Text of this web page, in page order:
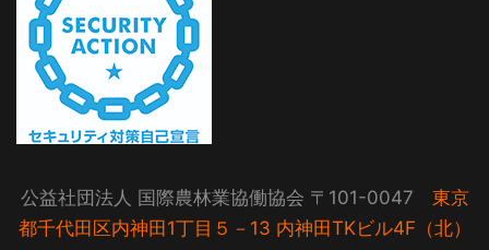
公益社団法人 国際農林業協働協会 〒101-0047 東京
都千代田区内神田1丁目５－13 内神田TKビル4F（北）